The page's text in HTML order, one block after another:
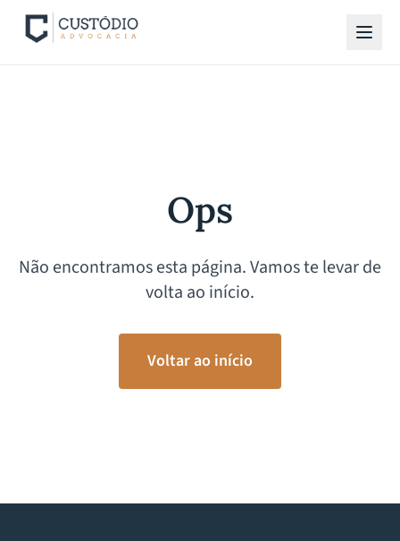
Ops
Não encontramos esta página. Vamos te levar de
volta ao início.
Voltar ao início